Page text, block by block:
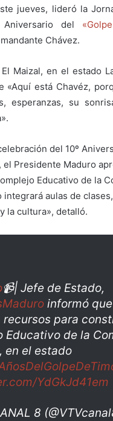
jueves, lideró la
del
Chávez.
Maizal, en el estado
«Aquí está Chavéz,
esperanzas, su
del 10º
el Presidente Maduro
Educativo de la
integrará aulas de
la cultura», detalló.
📹| Jefe de Estado,
informó que
recursos para
Educativo de la
en el estado
YdGkJd41em
8